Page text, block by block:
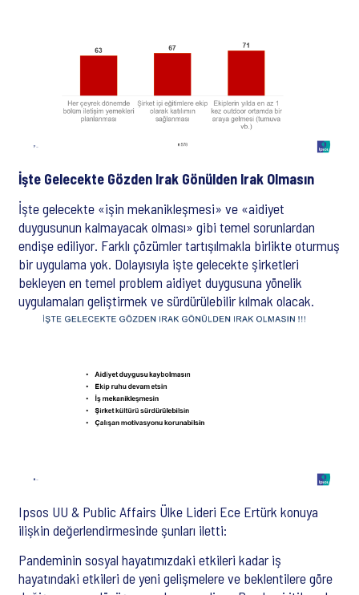
İşte Gelecekte Gözden Irak Gönülden Irak Olmasın
İşte gelecekte «işin mekanikleşmesi» ve «aidiyet
duygusunun kalmayacak olması» gibi temel sorunlardan
endişe ediliyor. Farklı çözümler tartışılmakla birlikte oturmuş
bir uygulama yok. Dolayısıyla işte gelecekte şirketleri
bekleyen en temel problem aidiyet duygusuna yönelik
uygulamaları geliştirmek ve sürdürülebilir kılmak olacak.
Ipsos UU & Public Affairs Ülke Lideri Ece Ertürk konuya
ilişkin değerlendirmesinde şunları iletti:
Pandeminin sosyal hayatımızdaki etkileri kadar iş
hayatındaki etkileri de yeni gelişmelere ve beklentilere göre